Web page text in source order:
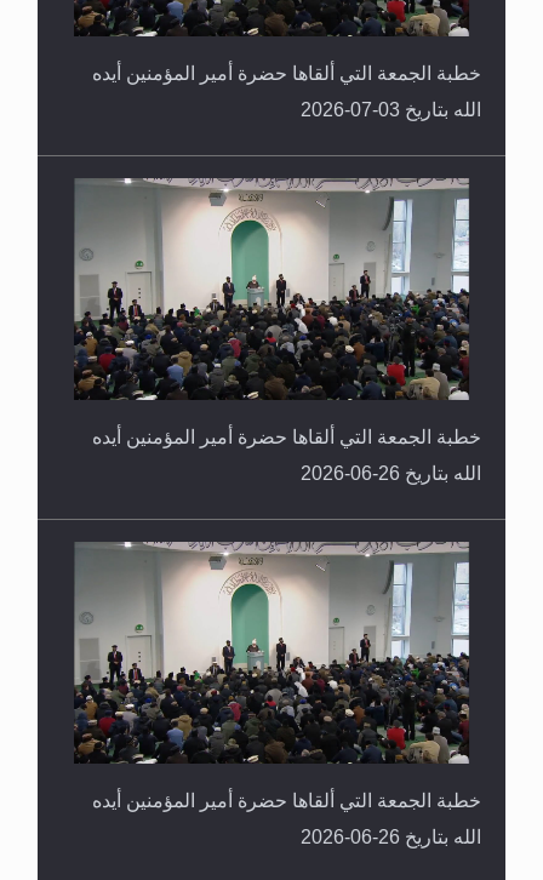
خطبة الجمعة التي ألقاها حضرة أمير المؤمنين أيده
الله بتاريخ 03-07-2026
خطبة الجمعة التي ألقاها حضرة أمير المؤمنين أيده
الله بتاريخ 26-06-2026
خطبة الجمعة التي ألقاها حضرة أمير المؤمنين أيده
الله بتاريخ 26-06-2026